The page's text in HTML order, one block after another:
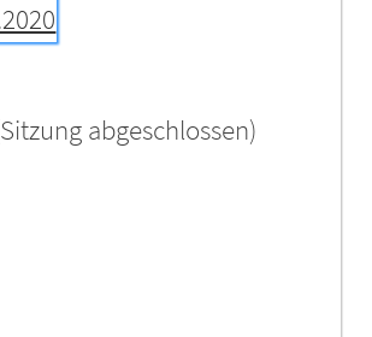
abgeschlossen)